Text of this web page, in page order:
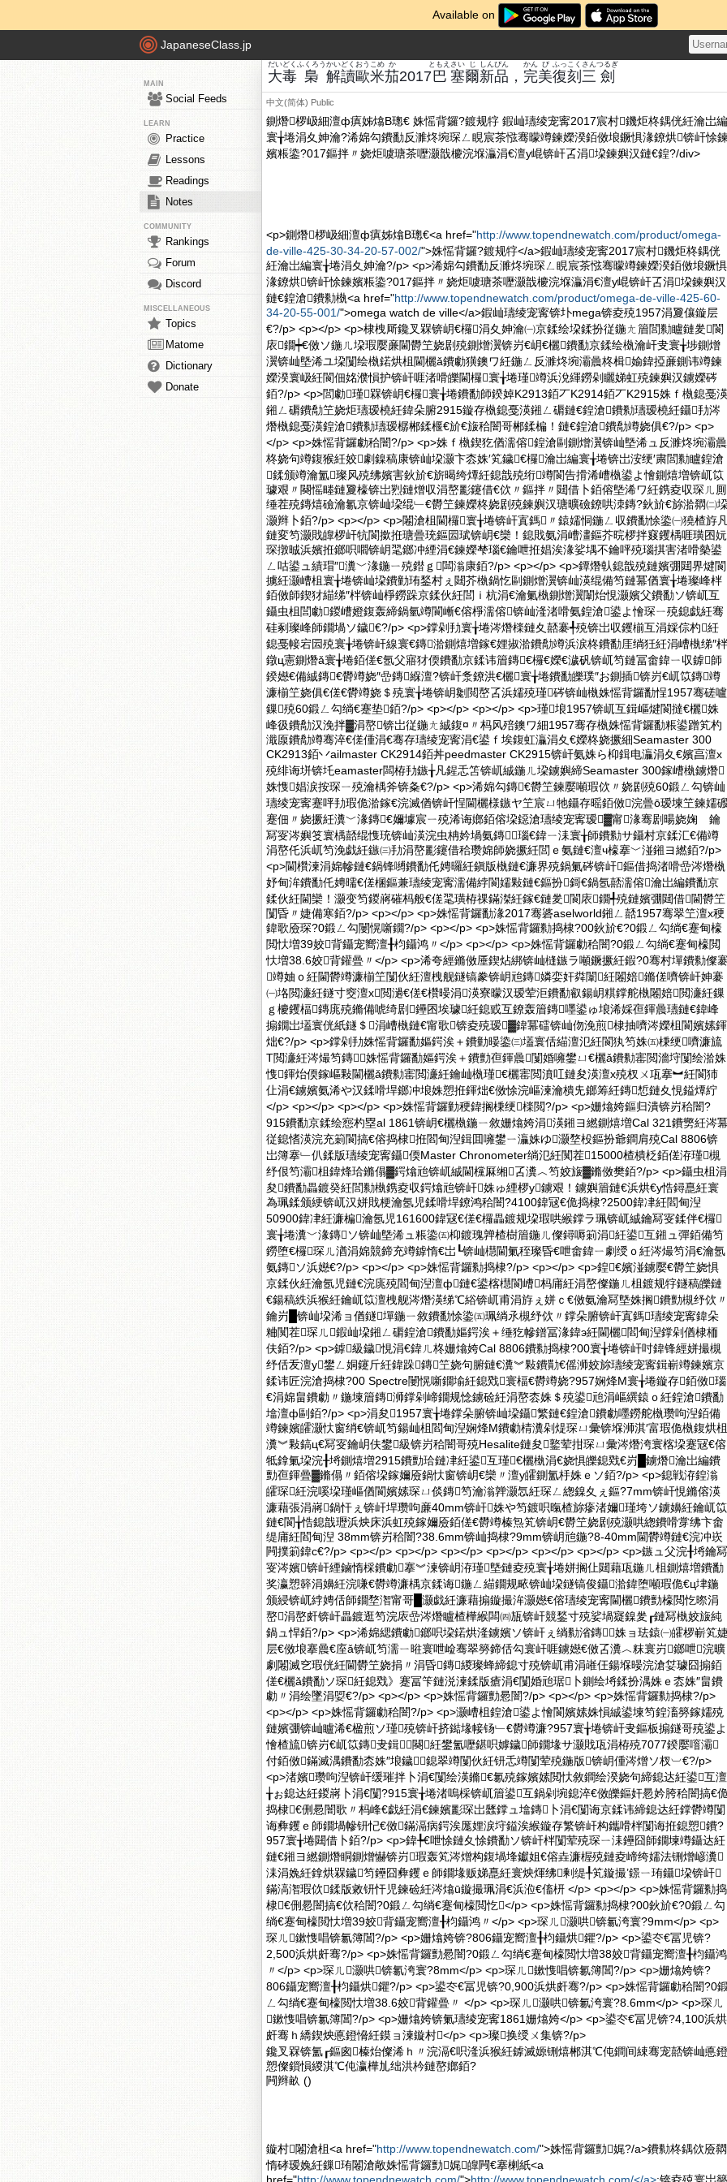
Available on
JapaneseClass.jp
MAIN
Social Feeds
LEARN
Practice
Lessons
Readings
Notes
COMMUNITY
Rankings
Forum
Discord
MISCELLANEOUS
Topics
Matome
Dictionary
Donate
大
だい
毒
どく
梟
ふくろう
解讀
かいどく
歐
おう
米
こめ
茄
か
2017 巴
ともえ
塞
さい
爾
じ
新品
しんぴん
， 完
かん
美
び
復刻
ふっこく
三
さん
劍
つるぎ
中文(简体) Public
鍘熸椤岋細澶ф瘨姊熻В璁€ 姝愮背鑼?鍍规牸 鍜屾瓙绫宠寗2017宸村鐖炬柊鍝侊紝瀹岀編
寰╁埢涓夊妽瀹?浠婂勾鐨勫反濉炵埦琛ㄥ睍宸茶惤骞曚竴鍊嬫湀銆傚埌鐝惧湪鐐烘锛屽悇
嬪粻鍌?017鏂拌〃娆炬噳瑭茶嚦灏戠櫦浣堢灜涓€澶у崐锛屽叾涓垜鍊嬩汉鏈€鍠?/div>
<p>鍘熸椤岋細澶ф瘨姊熻В璁€<a href="http://www.topendnewatch.com/product/omega-
de-ville-425-30-34-20-57-002/">姝愮背鑼?鍍规牸</a>鍜屾瓙绫宠寗2017宸村鐖炬柊鍝侊
紝瀹岀編寰╁埢涓夊妽瀹?/p> <p>浠婂勾鐨勫反濉炵埦琛ㄥ睍宸茶惤骞曚竴鍊嬫湀銆傚埌鐝惧
湪鐐烘锛屽悇鍊嬪粻鍌?017鏂拌〃娆炬噳瑭茶嚦灏戠櫦浣堢灜涓€澶у崐锛屽叾涓垜鍊嬩汉
鏈€鍠滄鐨勬槸<a href="http://www.topendnewatch.com/product/omega-de-ville-425-60-
34-20-55-001/">omega watch de ville</a>鍜屾瓙绫宠寗锛圤mega锛夌殑1957涓夐儴鏇层
€?/p> <p></p> <p>棣栧厛鑱叉槑锛岄€欏涓夊妽瀹㈠京鍒绘垜鍒扮従鍦ㄤ篃閭勬矑鏈夎閬
庡鐗┿€傚ソ鍦ㄦ垜瑕嬮亷閫欎笁娆剧殑鍘熷瀷锛岃€岄€欐鐨勫京鍒绘槸瀹屽叏寰╁埗鍘熷
瀷锛屾墍浠ユ垜闅绘槸鍩烘柤閫欐ǎ鐨勮獚鐭ワ紝鍦ㄥ反濉炵埦灞曟柊楫媮鍏掗亷鍘讳竴鍊
嬫湀寰岋紝閬佃姳濮愪护锛屽啀渚嗗皪閫欏寰╁埢瑾竴浜涗緷鐒剁矖娣虹殑鍊嬩汉鐪嬫硶
銆?/p> <p>閭勮瑾槑锛岄€欏寰╁埢鐨勫師鍨婥K2913銆丆K2914銆丆K2915姝ｆ槸鎴戞渶
鎺ㄥ磭鐨勪笁娆炬瓙瑷橈紝鍏朵腑2915鏇存槸鎴戞渶鎺ㄥ磭鏈€鍠滄鐨勬瓙瑷橈紝鑷劧涔
熸槸鎴戞渶鍠滄鐨勬瓙瑷樼郴鍒椻€斺€旇秴闇哥郴鍒楄！鏈€鍠滄鐨勪竴娆俱€?/p> <p>
</p> <p>姝愮背鑼勮秴闇?/p> <p>姝ｆ槸鍥犵偤濡傛鍠滄剾鍘熷瀷锛屾墍浠ュ反濉炵埦灞曟
柊娆句竴鍑猴紝姣劇鎳稿康锛屾垜灏卞枩姝′笂鐬€欏瀹岀編寰╁埢锛岀洝绠′粛閭勬矑鍠滄
鍒颁竴瀹氳璨风殑绋嬪害鈥斺€旂暍绔燂紝鎴戠殑绗竴閬告搰浠嶆槸鍙よ懀鍘熺増锛屼笖
璩艰〃闋愮畻鏈夐檺锛岀煭鏈熷収涓嶅彲鑳借€佽〃鏂拌〃閮借卜銆傛墍浠ワ紝鎸夌収琛ㄦ厠
缍茬殑鏄熺礆瀹氱京锛屾垜绲﹂€欎笁鍊嬫柊娆剧殑鍊嬩汉瑭曠礆鐐哄洓鏄?鈥斺€旀湁閷㈡
灏辫卜銆?/p> <p></p> <p>闂滄柤閫欏寰╁埢锛屽寘鎷〃鎱嬬恫鍦ㄥ収鐨勫悇鍌㈠獟楂斿
鏈変笉灏戝皥椤屽牨閬撳拰瑭曡珫鏂囩珷锛岄€欒！鎴戝氨涓嶆澅鏂芥晥椤拌窡钁楀啀璜囨妧
琛撴晠浜嬪拰鎯呮嚪锛岄毣鎯冲緸涓€鍊嬫梺瑙€鑰呭拰娼涘湪娑堣不鑰呯殑瑙掑害渚嗗槷鍙
ㄥ咕鍙ュ績瑁″瀵﹀湪鍦ㄧ殑鐟ｇ闆滃康銆?/p> <p></p> <p>鐔熸倝鎴戠殑鏈嬪弸閮界煡閬
擄紝灏嶆柤寰╁埢锛屾垜鐨勭珛鍫村ぇ閮芥槸鍋忔剾鍘熷瀷锛屾渶绲備笉鏈冪偤寰╁埢璨峰柈
銆傚師鍥犲緢绨″柈锛屾棦鐒跺京鍒伙紝閭ｉ杭涓€瀹氭槸鍘熷瀷闈炲悓灏嬪父鐨勫ソ锛屼互
鑷虫柤閭勮鍐嶆嬁鍑轰締鍋氫竴閬嶃€傛棦濡傛锛屾湰渚嗗氨鍠滄鍙よ懀琛ㄧ殑鎴戯紝骞
硅剢璨峰師鐗堝ソ鐬€?/p> <p>鐣剁劧寰╁埢涔熸檪鏈夊嚭褰╃殑锛岀収钁椾互涓婇倧杓紝
鎴戞帹宕囩殑寰╁埢锛屽線寰€鏄湁鍘熺増鎵€娌掓湁鐨勪竴浜涙柊鐨勫厓绱狅紝涓嶆槸绨″柈
鐓ц憲鍘熸ǎ寰╁埢銆傞€氬父寤犲偄鐨勫京鍒讳篃鏄€欏€嬫€濊矾锛屼笉鏈冨畬鍏ㄧ収鎼師
鍨嬨€備絾鏄€欎竴娆″嵒鏄緥澶?锛屽洜鐐洪€欐寰╁埢鐨勫皪璞″お鍘插锛岃€屼笖鏄竴
濂椾笁娆俱€傞€欎竴娆＄殑寰╁埢锛岄劖閲嶅叾浜嬬殑瑾硶锛屾槸姝愮背鑼勫悜1957骞磋嚧
鏁殑60鍛ㄥ勾绱€蹇垫銆?/p> <p></p> <p></p> <p>瑾埌1957锛屼互鍓嶇煡閬撻€欐姝
峰彶鐨勪汉浼拌▓涓嶅锛岀従鍦ㄤ絾鍑¤〃杩风殕鐭ワ細1957骞存槸姝愮背鑼勫粻鍙蹭笂杓
濈厡鐨勪竴骞淬€傞偅涓€骞存瓙绫宠寗涓€鍙ｆ埃鍑虹灜涓夊€嬫柊娆撅細Seamaster 300
CK2913銆丷ailmaster CK2914銆丼peedmaster CK2915锛屽氨姝ら枊鍓电灜涓夊€嬪亯澶х
殑绯诲垪锛圫eamaster闆栫劧鏃╁凡鍟忎笘锛屼絾鍦ㄦ垜鐪嬩締Seamaster 300鎵嶆槸鐪熸
姝愯娼涙按琛ㄧ殑瀹楀斧锛夈€?/p> <p>浠婂勾鏄€欎笁鍊嬮噸瑕佽〃娆剧殑60鍛ㄥ勾锛屾
瓙绫宠寗蹇呯劧瑕佹湁鎵€浣滅偤锛屽悜閫欐様鏃ヤ笁宸ㄩ牠鑷存暚銆傚浣曡ō瑷堜笁鍊嬬
蹇佃〃娆撅紝瀵﹀湪鏄€嬭壉宸ㄧ殑浠诲嫏銆傛垜鐚滄瓙绫宠寗瑷▓甯湪骞剧暘娆婅 鑰
冩叜涔嬩笅寰楀嚭绲愯珫锛屾渶浣虫柟妗堝氨鏄瑙€鍏ㄧ洡寰╁師鐨勬サ鑷村京鍒汇€備竴
涓嶅仛浜屼笉浼戯紝鏃㈢劧涓嶅彲鑳借秴瓒婂師娆撅紝閭ｅ氨鏈€澶ч檺搴﹀湴鎺ヨ繎銆?/p>
<p>閫欑湅涓婂幓鏈€鍋锋嚩鐨勫仛娉曪紝鎭版槸鏈€濂界殑鍋氭硶锛屽鏂借捣渚嗗嵒涔熸槸
妤甸洠鐨勫仛娉曘€傞棞鏂兼瓙绫宠寗濡備綍閬嬬敤鏈€鏂扮鎶€鍋氬嚭濡傛瀹岀編鐨勫京
鍒伙紝閫欒！灏变笉鍐嶈磪杩般€傞毣璜栫祼鏋滐紝鎵€鏈夎閬庡鐗╃殑鏈嬪弸閮借閫欎笁
闅昏〃婕備寒銆?/p> <p></p> <p>姝愮背鑼勫湪2017骞碆aselworld鎺ㄥ嚭1957骞翠笁澶х稉
鍏歌厱琛?0鍛ㄥ勾闄愰噺鐗?/p> <p></p> <p>姝愮背鑼勬捣棣?00鈥斺€?0鍛ㄥ勾绱€蹇甸檺
閲忕増39姣背鑷宠嚮澶╂枃鑷鸿〃</p> <p></p> <p>姝愮背鑼勮秴闇?0鍛ㄥ勾绱€蹇甸檺閲
忕増38.6姣背鑵曡〃</p> <p>浠夸經鏅傚厜鍥炶綁锛屾槰鏃ラ噸鐝撅紝鍜?0骞村墠鐨勬儏
竴妯ｏ紝閫欎竴濂椾笁闅伙紝澶栧舰鐩镐豢锛岄兘鏄嫾娈奸粦闈紝闂婄鏅傞嚌锛屽妽褰
㈠垎閲濓紝鐩寸窔澶х閲濄€傞€欑暥涓渶寮曚汉瑷荤洰鐨勫叡鍚岄粸鐣舵槸闂婄閲濓紝鏁
ｇ櫦钁楅鏄庣殑鏅備唬绮剧鑸囨埃璩紝鎴戜互鐐轰篃鏄嚜鍙ゅ埌浠婇亱鍕曟瓙鏈€鍏峰
搧鐗岀壒寰侊紙鐩＄涓嶆槸鏈€甯歌锛夌殑瑷▓鍏冪礌锛屾伆浼煎棣抽嚌涔嬫柤閬嬪嫊鍕
炪€?/p> <p>鐣剁劧姝愮背鑼勫嫗鍔涘＋鐨勭暥鍌㈢壒寰佸緢澶氾紝閬犱笉姝㈤棅绠嚌濂旈
Τ閲濓紝涔熶笉鏄姝愮背鑼勫嫗鍔涘＋鐨勯亱鍕曟闅婚噰鐢ㄩ€欐ǎ鐨勬寚閲濇垨闅绘湁姝
愯鍕炲偄鎵嶇敤閫欐ǎ鐨勬寚閲濓紝鑰屾槸瑾€欐寚閲濆叿鏈夋渶澶х殑杈ㄨ瓨搴︼紝閬犻
仩涓€鐪嬪氨浠や汉鍒嗗垾鎯冲埌姝愬拰鍕炪€傚悇浣嶇湅瀹樻兂鎯筹紝鏄惁鏈夊悓鎰燂紵
</p> <p></p> <p></p> <p>姝愮背鑼勭稉鍏搁棅绠檪閲?/p> <p>姗熻姱鏂归潰锛岃秴闇?
915鐨勫京鍒绘惌杓塁al 1861锛岄€欐槸鍦ㄧ敘姗熻姱涓渶鎺ヨ繎鍘熺増Cal 321鐨勶紝涔
従鎴愭渶浣充箣閬搞€傛捣棣拰閻甸湼鍓囬噰鐢ㄧ灜姝ゆ灏堥杸鏂扮爺鐧肩殑Cal 8806锛
岀簿搴﹂仈鍒版瓙绫宠寗鑷偄Master Chronometer绱氾紝闃茬15000楂樻柉銆傞洊瑾槻
纾佷笉灞柤鍏烽珨鏅傝▓鍔熻兘锛屼絾閫欓厤缃叾瀵︿笉姣旇▓鏅傚樊銆?/p> <p>鑷虫柤涓
夋鐨勫畾鍍癸紝閭勬槸鎸夌収鍔熻兘锛屽姝ゅ緸椤у鐪艰！鐪嬩篃鏈€浜烘€у悎鐞嗭紝寰
為珮鍒颁綆锛屼汉姘戝梗瀹氬児鍒嗗垾鐐鸿秴闇?4100鍏冦€佹捣棣?2500鍏冿紝閻甸湼
50900鍏冿紝濂楄瀹氬児161600鍏冦€傞€欏畾鍍规垜瑕哄緱鐣ラ珮锛屼絾鑰冩叜鍒伴€欏
寰╁埢瀵﹀湪鏄ソ锛屾墍浠ュ粻鍌㈤枊鍍瑰亸楂樹篃鍦ㄦ儏鐞嗕箣涓紝鍙互鎺ュ彈銆備笉
鐒堕€欏琛ㄦ湭涓婂競鍗充竴鎼惰€岀┖锛屾櫘閫氭秷璨昏€呭畬鍏ㄧ劇绶ｏ紝涔熶笉涓€瀹氬
氨鏄ソ浜嬨€?/p> <p></p> <p>姝愮背鑼勬捣棣?/p> <p></p> <p>鍠€嬪湴鐪嬮€欎笁娆惧
京鍒伙紝瀹氬児鏈€浣庣殑閻甸湼澶ф鏈€鍙楁櫘閬嶆杩庯紝涓嶅儏鍦ㄦ柤鍍规牸鐩稿皪鏈
€鍚稿紩浜猴紝鑰屼笖澶栧舰涔熸渶绨℃綌锛屼甫涓斿ぇ姘ｃ€傚氨瀹冩墍姝搁鐨勯槻纾佽〃
鑰岃█锛屾垜浠ョ偤鐩墠鍦ㄧ敘鐨勫悇鍌㈤珮绱氶槻纾佽〃鐣朵腑锛屽寘鎷瓙绫宠寗鍏朵
粬闃茬琛ㄦ鍜屾垜鎺ㄥ磭鍠滄鐨勫嫗鍔涘＋缍犵幓鐠冨湪鍏э紝閫欐閻甸湼鐣剁偤棣栭
伕銆?/p> <p>鎼級鐬悓涓€鍏ㄦ柊姗熻姱Cal 8806鐨勬捣棣?00寰╁埢锛屽吋鍏锋經姘撮槻
纾佸叐澶у鐢ㄥ姛鑳斤紝鍏跺鏄笁娆句腑鏈€瀵︾敤鐨勩€傜浉姣旀瓙绫宠寗鍓嶄竴鍊嬪京
鍒讳匠浣滄捣棣?00 Spectre闄愰噺鐗堬紝鎴戣寰楅€欎竴娆?957娴烽Μ寰╁埢鏇存銆傚瑙
€涓婂畠鐨勮〃鍦堜篃鏄浉鐣剁崹鐗规惗鐪硷紝涓嶅枩姝＄殑鍙兘涓嶇繏鎱ｏ紝鍠滄鐨勫
墖澶ф剾銆?/p> <p>涓夋1957寰╁埢鐣朵腑锛屾垜鑷繁鏈€鍠滄鐨勮嚜鐒舵槸瓒呴湼銆備
竴鍊嬪皬灏忕窗绡€锛屼笉鍚屾柤閻甸湼娴烽Μ鐨勮棈瀵剁煶琛ㄩ彙锛堢浉淇′富瑕佹槸鍑烘柤
瀵︾敤鎬ц€冩叜鑰岄伕鐢級锛岃秴闇哥殑Hesalite鏈夋鐜荤拑琛ㄩ彙涔熸洿寰楁垜蹇冦€傛
牴鎿氭垜浣╂埓鍘熺増2915鐨勯珨鏈冿紝鍙互瑾€欐槸涓€娆惧皪鎴戣€岃█鐪熸瀹岀編鐨
勯亱鍕曡▓鏅傝〃銆傛垜鎵嬭厱鍋忕窗锛岄€欒〃澶у皬鍘氳杽姝ｅソ銆?/p> <p>鎴戦洊鍠滃
皬琛紝浣嗘垜瑾嶇偤閬嬪嫊琛ㄩ倓鏄笉瀹滃亸灏忥紝琛ㄥ緫鎳夊ぇ鏂?7mm锛屽悓鏅傛渶
濂藉張涓嶈鍋忓ぇ锛屽垾瓒呴亷40mm锛屽姝や笉鍍呮暣楂旀瘮渚嬭瑾垮ソ鐪嬶紝鑰屼笖
鏈€閬╁悎鎴戠瓑浜炴床浜虹殑鎵嬭厱銆傞€欎竴榛炰笂锛岄€欎笁娆剧殑灏哄緫鐨嗗牚绋卞畬
缇庯紝閻甸湼 38mm锛岃秴闇?38.6mm锛屾捣棣?9mm锛岄兘鍦?8-40mm閫欎竴鏈€浣冲崁
闁撲箣鍏с€?/p> <p></p> <p></p> <p></p> <p></p> <p></p> <p></p> <p>鏃ュ父浣╂埓鑰冩
叜涔嬪锛屽緸鏀惰棌鐨勮搴︾湅锛岄洊瑾墍鏈夌殑寰╁埢姘搁仩閮藉瓨鍦ㄦ柤鍘熺増鐨勫
奖瀛愬簳涓嬶紝浣嗛€欎竴濂楀京鍒诲鍦ㄥ緢鐗规畩锛屾垜鐩镐俊鑷湁鍏堕噸瑕佹€ц垏鍦
颁綅锛屼綍娉佸師鐗堥潪甯哥█灏戯紝濂藉搧鏇撮洠灏嬨€傛瓙绫宠寗閫欐鐨勯檺閲忔暩涓
嶅涓嶅皯锛屽畾鍍逛笉浣庡嵒涔熸矑楂樺緱闆㈣瓬锛屽競鍫寸殑娑堝寲鎳夎┎鏈冩槸姣旇純
鍋ュ悍銆?/p> <p>浠婂緦鐨勮鎯呮垜鍩烘湰鐪嬪ソ锛屽ぇ绱勬渻鏄┅姝ョ珐鎱㈠皬椤嶄笂
层€傚埌搴曟€庢ǎ锛屼笉濡ㄧ暀寰呭崄骞翠簩鍗佸勾寰屽啀鐪嬨€傚叾瀵︿粖寰岃鎯呭浣曠
劇闂滅穵瑕侊紝閫欎笁娆捐〃涓昏鏄緵璨蜂締鎴寸殑锛屼甫涓嶉仼鍚堢暥浣滄姇璩囧搧銆
傞€欐ǎ鐨勫ソ琛紝鎴戣》蹇冨笇鏈涚湅鍒版瘡涓€闅婚兘琚卜鍘绘埓鍒扮湡姝ｅ枩姝″畠鐨
勮〃涓绘墜涓娿€?/p> <p></p> <p>姝愮背鑼勯惖闇?/p> <p></p> <p>姝愮背鑼勬捣棣?/p>
<p></p> <p>姝愮背鑼勮秴闇?/p> <p>灏嶆柤鍠滄鍙よ懀閬嬪嫊姝愪絾鍙堜笉鍠滀簩鎵嬬殑
鏈嬪弸锛屾矑浠€楹煎ソ瑾殑锛屽挤鐑堟帹钖﹂€欎竴濂?957寰╁埢锛屽叏鏂板搧鐩哥殑鍙よ
懀楂旈锛岃€屼笖鏄叏鍓闋紝鐢氳嚦鍖呮嫭鐬師鐗堟サ灏戝瓨涓栫殑7077鍨嬮噾灞
付銆傚鏋滅湡鐨勫枩姝″埌鐬鎴翠竴闅伙紝钘忎竴闅荤殑鍦版锛岄偅涔熷ソ杈︺€?/p>
<p>渚嬪瓒呴湼锛屽缓璀拌卜涓€闅绘渶鏅€氱殑鎵嬪嫊閲忕敘鐧绘湀娆句締鎴达紝鍙互澶
╁ぉ鎴达紝鍐嶈卜涓€闅?915寰╁埢渚嗚棌锛屼篃鍙互鍋剁埦鎴淬€傚皪鏂奸惖妗胯秴闇搞€
捣棣€侀惖闇歌〃杩峰€戯紝涓€鍊嬪彲琛岀瓥鐣ュ墖鏄卜涓€闅诲京鍒讳締鎴达紝鐣欎竴闅
诲彜钁ｅ師鐗堝幓钘忋€傚鏋滆病鍔涘厖娌涙垨鎰涘緱鏇存繁锛屽构鑴嗗柈闅诲拰鎴愬鐨?
957寰╁埢閮借卜銆?/p> <p>鍏╄€呭悇鏈夊悇鐨勫ソ锛屽柈闅荤殑琛ㄧ洡鑸囧師鐗堜竴鑷达紝
鏈€鎺ヨ繎鍘熸眮鍘熷懗锛岃瑕轰笂涔熷构鍑堝埄钀姐€傛垚濂楃殑鏈夌崹绔嬬法铏熷嵃瀵
洡涓婏紝鎿烘槑鐬笉鑸囧彜钁ｅ師鐗堟贩娣嗭紝寰炴煇绋剰缇╀笂鏇撮’鐛ㄧ珛鑷垜锛屽
鏋滈潪瑕佽鍒版敹钘忓児鍊硷紝涔熻ū鏇撮珮涓€浜涖€傗枅 </p> <p></p> <p>姝愮背鑼勬捣
棣€侀惖闇搞€佽秴闇?0鍛ㄥ勾绱€蹇甸檺閲忔</p> <p>姝愮背鑼勬捣棣?00鈥斺€?0鍛ㄥ勾
绱€蹇甸檺閲忕増39姣背鑷宠嚮澶╂枃鑷鸿〃</p> <p>琛ㄦ灏哄锛氱洿寰?9mm</p> <p>
琛ㄦ鏉愯唱锛氱簿閶?/p> <p>姗熻姱锛?806鑷宠嚮澶╂枃鑷烘鑺?/p> <p>鍙冭€冨児锛?
2,500浜烘皯骞?/p> <p>姝愮背鑼勯惖闇?0鍛ㄥ勾绱€蹇甸檺閲忕増38姣背鑷宠嚮澶╂枃鑷鸿
〃</p> <p>琛ㄦ灏哄锛氱洿寰?8mm</p> <p>琛ㄦ鏉愯唱锛氱簿閶?/p> <p>姗熻姱锛?
806鑷宠嚮澶╂枃鑷烘鑺?/p> <p>鍙冭€冨児锛?0,900浜烘皯骞?/p> <p>姝愮背鑼勮秴闇?0
ㄥ勾绱€蹇甸檺閲忕増38.6姣背鑵曡〃 </p> <p>琛ㄦ灏哄锛氱洿寰?8.6mm</p> <p>琛ㄦ
鏉愯唱锛氱簿閶?/p> <p>姗熻姱锛氭瓙绫宠寗1861姗熻姱</p> <p>鍙冭€冨児锛?4,100浜烘
皯骞ｈ繑鍥炴悳鐙愶紝鏌ョ湅鏇村</p> <p>璨换绶ㄨ集锛?/p>
鑱叉槑锛氳┎鏂囪榛炲儏浠ｈ〃浣滆€呮湰浜猴紝鎼滅嫄铏熺郴淇℃伅鐧间綀骞宠嚭锛屾悳鐙
愬儏鎻愪緵淇℃伅瀛樺劜绌洪枔鏈嶅嫏銆?
闁辫畝 ()
鏇村闂滄柤<a href="http://www.topendnewatch.com/">姝愮背鑼勯娓?/a>鐨勬柊鍝佽厱閷
惰硣瑷婏紝鏁珛闂滄敞姝愮背鑼勯娓皥闁€搴楋紙<a